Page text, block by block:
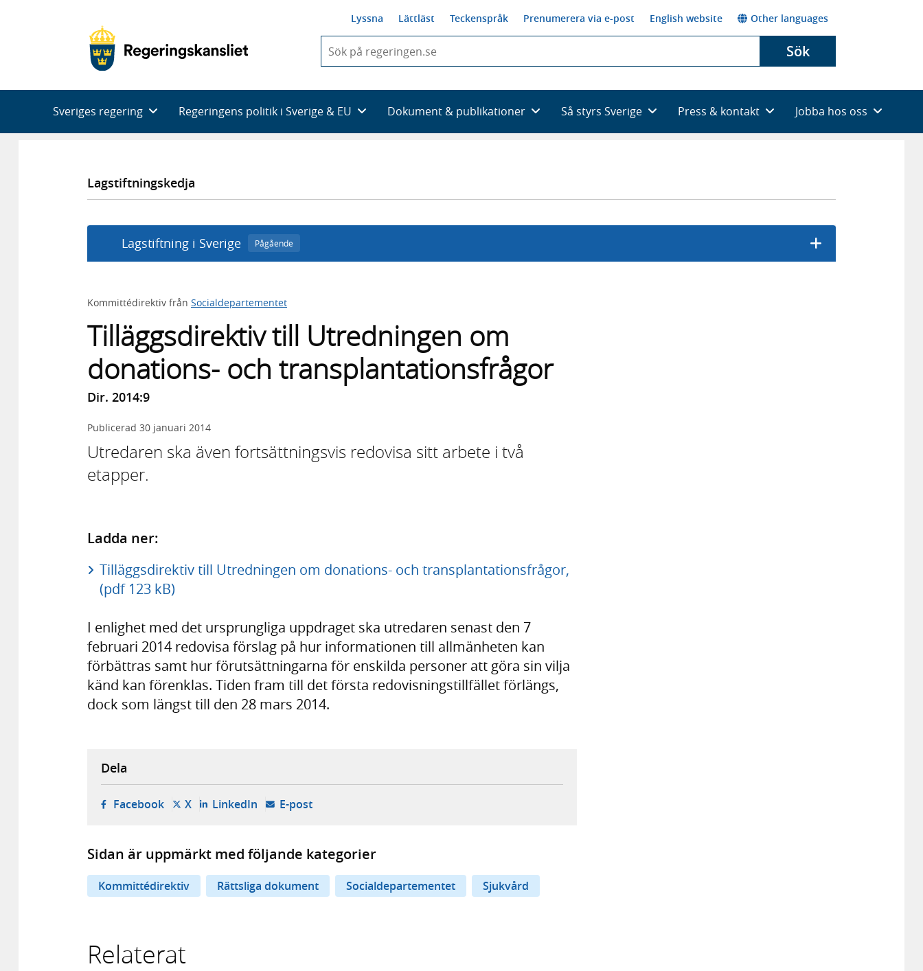
Lyssna Lättläst Teckenspråk Prenumerera via e-post English website Other languages
du
skriva
framträder
en
Sök
Sveriges regering Regeringens politik i Sverige & EU Dokument & publikationer Så styrs Sverige Press & kontakt Jobba hos oss
Lagstiftningskedja
Lagstiftning i Sverige Pågående
Kommittédirektiv från Socialdepartementet
Tilläggsdirektiv till Utredningen om
donations- och transplantationsfrågor
Dir. 2014:9
Publicerad 30 januari 2014
Utredaren ska även fortsättningsvis redovisa sitt arbete i två
etapper.
Ladda ner:
Tilläggsdirektiv till Utredningen om donations- och transplantationsfrågor,
(pdf 123 kB)
I enlighet med det ursprungliga uppdraget ska utredaren senast den 7
februari 2014 redovisa förslag på hur informationen till allmänheten kan
förbättras samt hur förutsättningarna för enskilda personer att göra sin vilja
känd kan förenklas. Tiden fram till det första redovisningstillfället förlängs,
dock som längst till den 28 mars 2014.
Dela
Facebook- öppnas i ny flik, extern webbplats,
X- öppnas i ny flik, extern webbplats,
LinkedIn- öppnas i ny flik, extern webbplats,
E-post- öppnar din e-postklient,
Sidan är uppmärkt med följande kategorier
Kommittédirektiv Rättsliga dokument Socialdepartementet Sjukvård
Relaterat